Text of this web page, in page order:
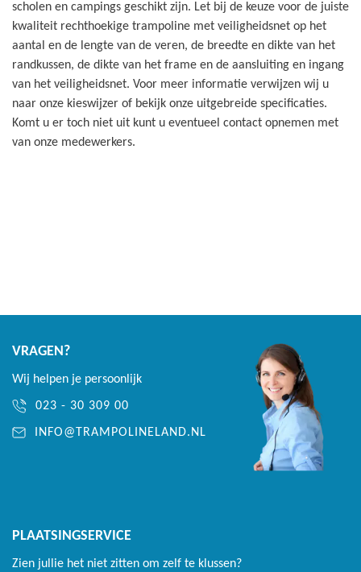
scholen en campings geschikt zijn. Let bij de keuze voor de juiste
kwaliteit rechthoekige trampoline met veiligheidsnet op het
aantal en de lengte van de veren, de breedte en dikte van het
randkussen, de dikte van het frame en de aansluiting en ingang
van het veiligheidsnet. Voor meer informatie verwijzen wij u
naar onze kieswijzer of bekijk onze uitgebreide specificaties.
Komt u er toch niet uit kunt u eventueel contact opnemen met
van onze medewerkers.
VRAGEN?
Wij helpen je persoonlijk
023 - 30 309 00
INFO@TRAMPOLINELAND.NL
PLAATSINGSERVICE
Zien jullie het niet zitten om zelf te klussen?